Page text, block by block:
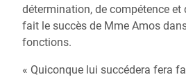
détermination, de compétence et
fait le succès de Mme Amos
fonctions.
« Quiconque lui succédera fera